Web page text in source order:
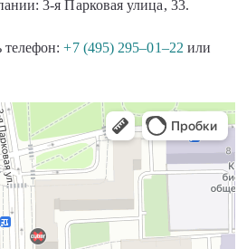
3-я Парковая улица, 33.
телефон:+7 (495) 295‒01‒22 или